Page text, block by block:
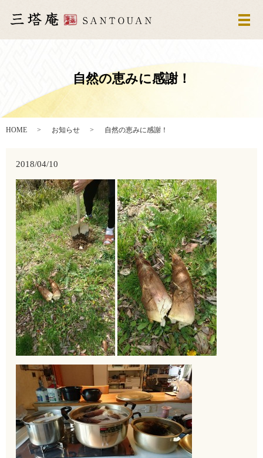
メ
自然の恵みに感謝！
HOME お知らせ 自然の恵みに感謝！
2018/04/10